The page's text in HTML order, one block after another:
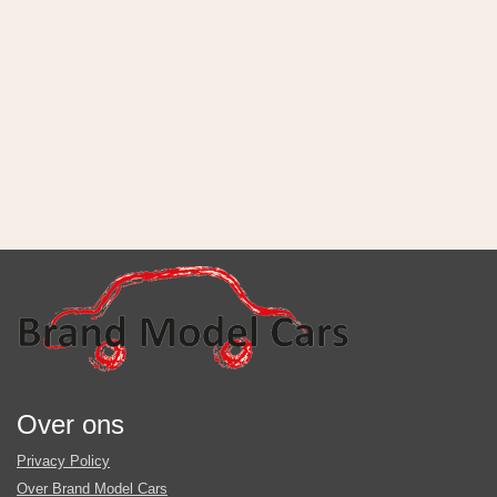
Over ons
Privacy Policy
Over Brand Model Cars